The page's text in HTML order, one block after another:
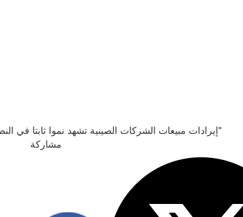
إيرادات مبيعات الشركات الصينية تشهد نموا ثابتا في النصف الأول للعام الجاري بفضل "السياستين الجديدتين"
مشاركة